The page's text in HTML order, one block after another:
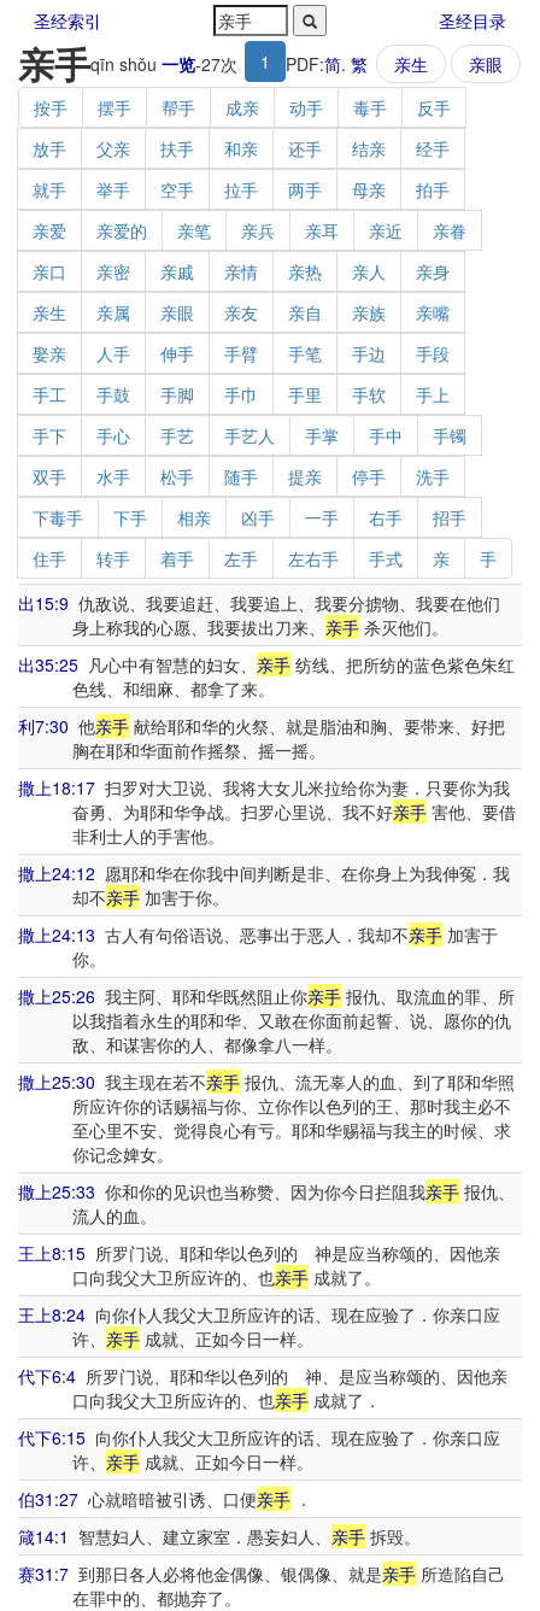
圣经索引 圣经目录
亲手qīn shǒu 一览-27次 1 PDF:简. 繁 亲生
亲眼
按手
摆手 帮手 成亲 动手 毒手
反手
放手
父亲 扶手 和亲 还手 结亲
经手
就手
举手 空手 拉手 两手 母亲
拍手
亲爱
亲爱的 亲笔 亲兵 亲耳 亲近
亲眷
亲口
亲密 亲戚 亲情 亲热 亲人
亲身
亲生
亲属 亲眼 亲友 亲自 亲族
亲嘴
娶亲
人手 伸手 手臂 手笔 手边
手段
手工
手鼓 手脚 手巾 手里 手软
手上
手下
手心 手艺 手艺人 手掌 手中
手镯
双手
水手 松手 随手 提亲 停手
洗手
下毒手
下手 相亲 凶手 一手 右手
招手
住手
转手 着手 左手 左右手 手式 亲
手
出15:9 仇敌说、我要追赶、我要追上、我要分掳物、我要在他们
身上称我的心愿、我要拔出刀来、 亲手杀灭他们。
出35:25 凡心中有智慧的妇女、 亲手 纺线、把所纺的蓝色紫色朱红
色线、和细麻、都拿了来。
利7:30 他亲手 献给耶和华的火祭、就是脂油和胸、要带来、好把
胸在耶和华面前作摇祭、摇一摇。
撒上18:17 扫罗对大卫说、我将大女儿米拉给你为妻．只要你为我
奋勇、为耶和华争战。扫罗心里说、我不好亲手害他、要借
非利士人的手害他。
撒上24:12 愿耶和华在你我中间判断是非、在你身上为我伸冤．我
却不亲手加害于你。
撒上24:13 古人有句俗语说、恶事出于恶人．我却不亲手 加害于
你。
撒上25:26 我主阿、耶和华既然阻止你亲手 报仇、取流血的罪、所
以我指着永生的耶和华、又敢在你面前起誓、说、愿你的仇
敌、和谋害你的人、都像拿八一样。
撒上25:30 我主现在若不亲手 报仇、流无辜人的血、到了耶和华照
所应许你的话赐福与你、立你作以色列的王、那时我主必不
至心里不安、觉得良心有亏。耶和华赐福与我主的时候、求
你记念婢女。
撒上25:33 你和你的见识也当称赞、因为你今日拦阻我亲手 报仇、
流人的血。
王上8:15 所罗门说、耶和华以色列的 神是应当称颂的、因他亲
口向我父大卫所应许的、也亲手成就了。
王上8:24 向你仆人我父大卫所应许的话、现在应验了．你亲口应
许、 亲手成就、正如今日一样。
代下6:4 所罗门说、耶和华以色列的 神、是应当称颂的、因他亲
口向我父大卫所应许的、也亲手成就了．
代下6:15 向你仆人我父大卫所应许的话、现在应验了．你亲口应
许、 亲手成就、正如今日一样。
伯31:27 心就暗暗被引诱、口便亲手 ．
箴14:1 智慧妇人、建立家室．愚妄妇人、 亲手 拆毁。
赛31:7 到那日各人必将他金偶像、银偶像、就是亲手 所造陷自己
在罪中的、都抛弃了。